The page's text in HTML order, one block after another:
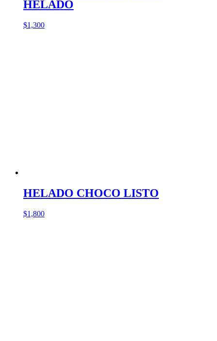
HELADO
$1,300
HELADO CHOCO LISTO
$1,800